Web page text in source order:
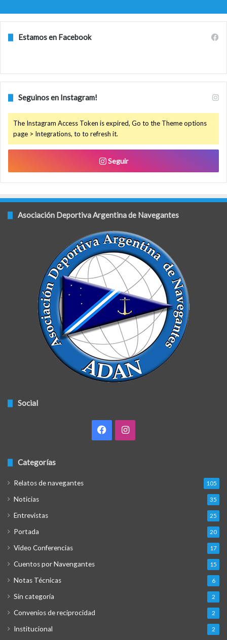
Estamos en Facebook
Seguinos en Instagram!
The Instagram Access Token is expired, Go to the Theme options
page > Integrations, to to refresh it.
Seguir
Asociación Deportiva Argentina de Navegantes
Social
FacebookInstagram
Categorías
Relatos de navegantes 105
Noticias 35
Entrevistas 25
Portada 20
Video Conferencias 17
Cuentos por Navengantes 15
Notas Técnicas 6
Sin categoría 2
Convenios de reciprocidad 2
Institucional 2